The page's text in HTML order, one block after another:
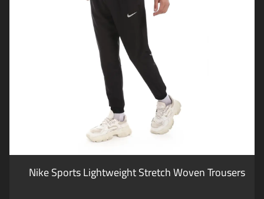
Nike Sports Lightweight Stretch Woven Trousers